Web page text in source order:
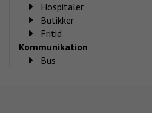
Hospitaler
Butikker
Fritid
Kommunikation
Bus